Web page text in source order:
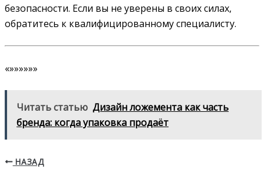
безопасности. Если вы не уверены в своих силах,
обратитесь к квалифицированному специалисту.
«»»»»»»
Читать статью Дизайн ложемента как часть
бренда: когда упаковка продаёт
НАЗАД